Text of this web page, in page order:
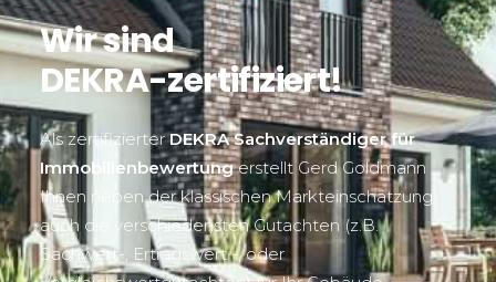
Wirsind
DEKRA-zertifiziert!
Als zertifizierterDEKRA Sachverständiger für
Immobilienbewertungerstellt Gerd Goldmann
Ihnen neben der klassischen Markteinschätzung
auch die verschiedensten Gutachten (z.B.
Sachwert-, Ertragswert -, oder